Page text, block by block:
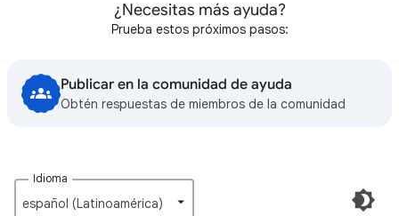
¿Necesitas más ayuda?
Prueba estos próximos pasos:
Publicar en la comunidad de ayuda
Obtén respuestas de miembros de la comunidad
Idioma
español (Latinoamérica)‎